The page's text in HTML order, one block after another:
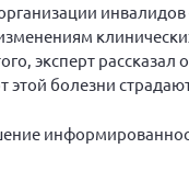
эксперт
этой болезни